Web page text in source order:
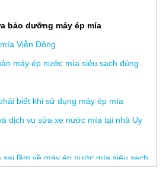
bảo dưỡng máy ép mía
Viễn Đông
máy ép nước mía siêu sạch đúng
biết khi sử dụng máy ép mía
dịch vụ sửa xe nước mía tại nhà Uy
sai lầm về máy ép nước mía siêu sạch